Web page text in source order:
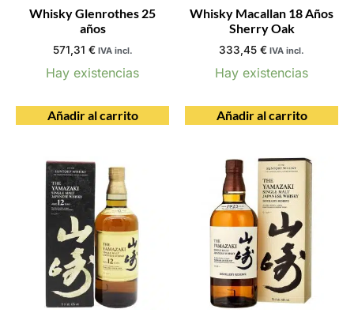
Whisky Glenrothes 25
años
571,31 € IVA incl.
Hay existencias
Añadir al carrito
Whisky Macallan 18 Años
Sherry Oak
333,45 € IVA incl.
Hay existencias
Añadir al carrito